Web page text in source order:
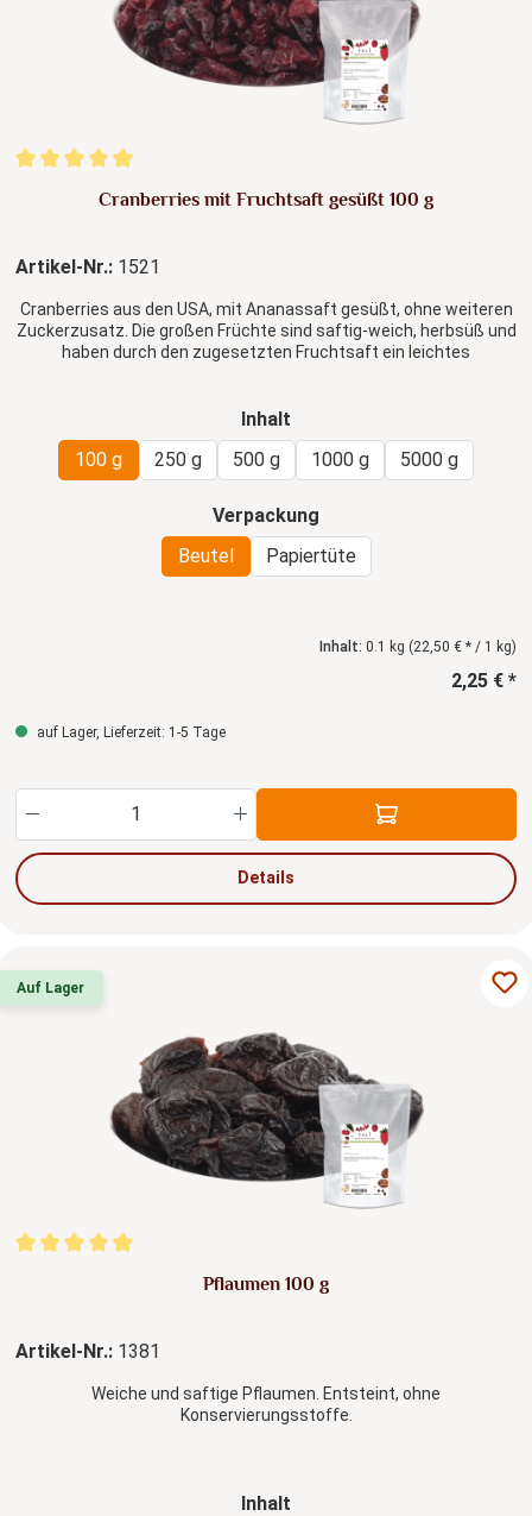
Durchschnittliche Bewertung von 5 von 5 Sternen
Cranberries mit Fruchtsaft gesüßt 100 g
Artikel-Nr.: 1521
Cranberries aus den USA, mit Ananassaft gesüßt, ohne weiteren
Zuckerzusatz. Die großen Früchte sind saftig-weich, herbsüß und
haben durch den zugesetzten Fruchtsaft ein leichtes
Inhalt
100 g
250 g 500 g 1000 g 5000 g
Verpackung
Beutel
Papiertüte
Inhalt: 0.1 kg (22,50 € * / 1 kg)
2,25 € *
auf Lager, Lieferzeit: 1-5 Tage
Produkt Anzahl: Gib den gewünschten Wert
Details
Auf Lager
Durchschnittliche Bewertung von 4.88 von 5 Sternen
Pflaumen 100 g
Artikel-Nr.: 1381
Weiche und saftige Pflaumen. Entsteint, ohne
Konservierungsstoffe.
Inhalt